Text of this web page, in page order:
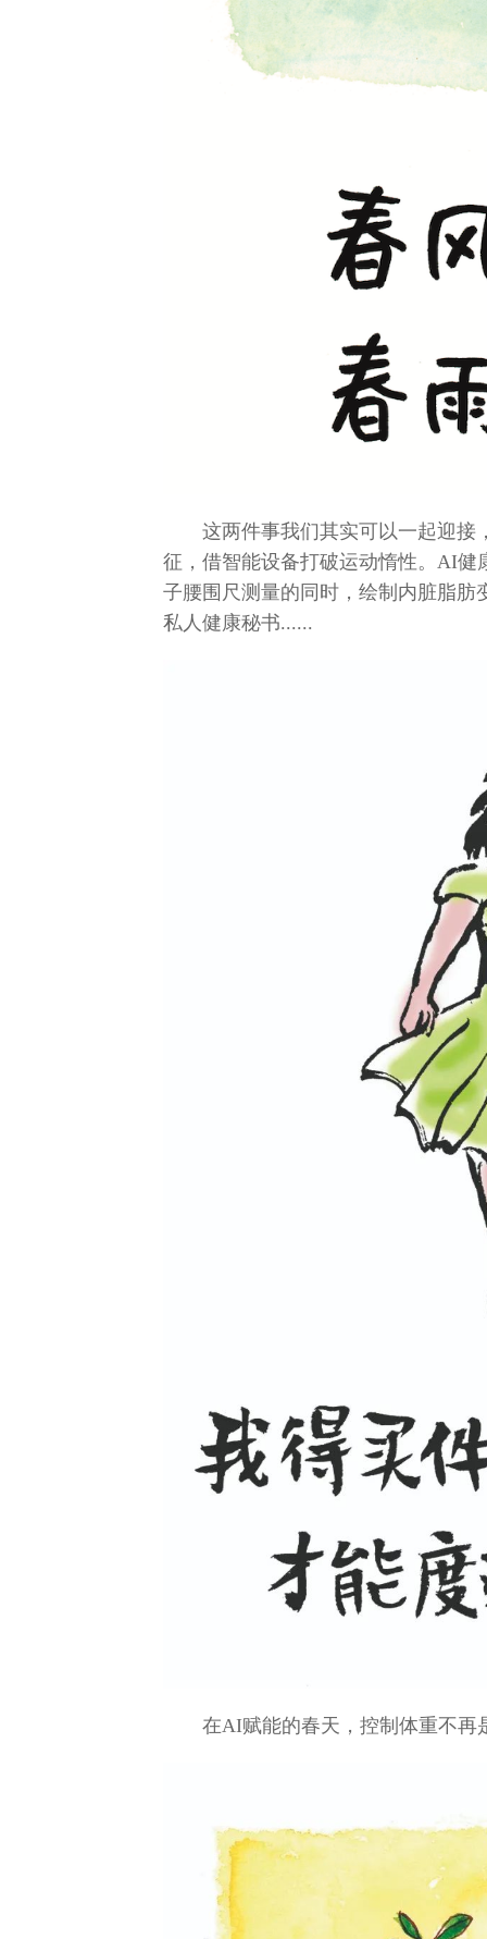
这两件事我们其实可以一起迎
征，借智能设备打破运动惰性。AI健
子腰围尺测量的同时，绘制内脏脂
私人健康秘书......
在AI赋能的春天，控制体重不再